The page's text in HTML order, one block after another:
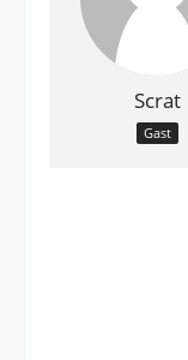
Scrat
Gast